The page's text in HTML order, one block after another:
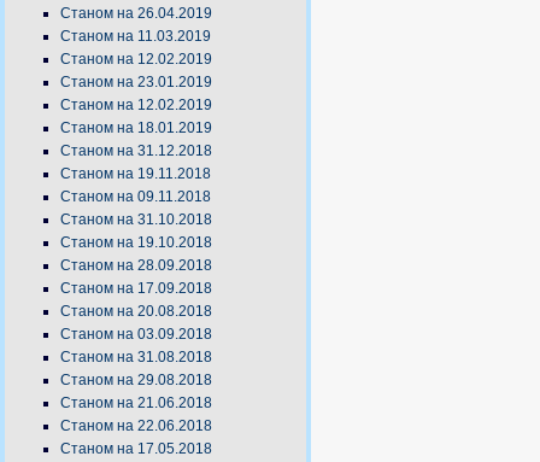
Станом на 26.04.2019
Станом на 11.03.2019
Станом на 12.02.2019
Станом на 23.01.2019
Станом на 12.02.2019
Станом на 18.01.2019
Станом на 31.12.2018
Станом на 19.11.2018
Станом на 09.11.2018
Станом на 31.10.2018
Станом на 19.10.2018
Станом на 28.09.2018
Станом на 17.09.2018
Станом на 20.08.2018
Станом на 03.09.2018
Станом на 31.08.2018
Станом на 29.08.2018
Станом на 21.06.2018
Станом на 22.06.2018
Станом на 17.05.2018